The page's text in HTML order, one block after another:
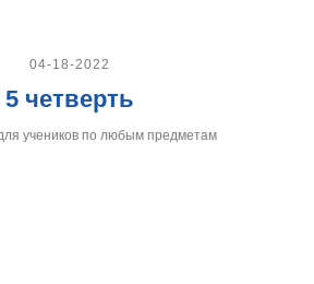
04-18-2022
5 четверть
учеников по любым предметам